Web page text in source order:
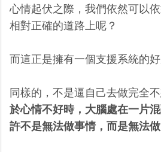
心情起伏之際，我們依然可以
相對正確的道路上呢？
而這正是擁有一個支援系統的好
同樣的，不是逼自己去做完全不
於心情不好時，大腦處在一片
許不是無法做事情，而是無法做